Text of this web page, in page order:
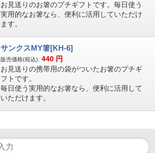
お見送りのお箸のプチギフトです。毎日使う
実用的なお箸なら、便利に活用していただけ
ます。
サンクスMY箸[KH-6]
販売価格(税込): 440 円
お見送りの携帯用の袋がついたお箸のプチギ
フトです。
毎日使う実用的なお箸なら、便利に活用して
いただけます。